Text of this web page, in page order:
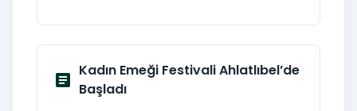
article
Kadın Emeği Festivali Ahlatlıbel’de
Başladı